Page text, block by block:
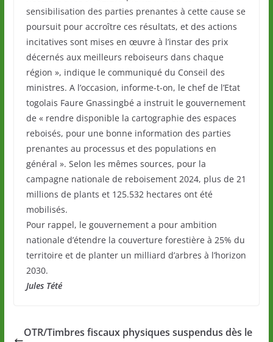
sensibilisation des parties prenantes à cette cause se
poursuit pour accroître ces résultats, et des actions
incitatives sont mises en œuvre à l’instar des prix
décernés aux meilleurs reboiseurs dans chaque
région », indique le communiqué du Conseil des
ministres. A l’occasion, informe-t-on, le chef de l’Etat
togolais Faure Gnassingbé a instruit le gouvernement
de « rendre disponible la cartographie des espaces
reboisés, pour une bonne information des parties
prenantes au processus et des populations en
général ». Selon les mêmes sources, pour la
campagne nationale de reboisement 2024, plus de 21
millions de plants et 125.532 hectares ont été
mobilisés.
Pour rappel, le gouvernement a pour ambition
nationale d’étendre la couverture forestière à 25% du
territoire et de planter un milliard d’arbres à l’horizon
2030.
Jules Tété
OTR/Timbres fiscaux physiques suspendus dès le